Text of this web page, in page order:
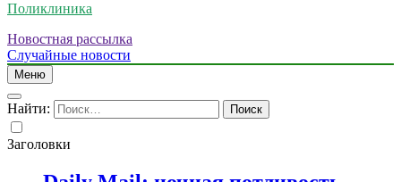
Поликлиника
Новостная рассылка
Случайные новости
Меню
Найти:
Заголовки